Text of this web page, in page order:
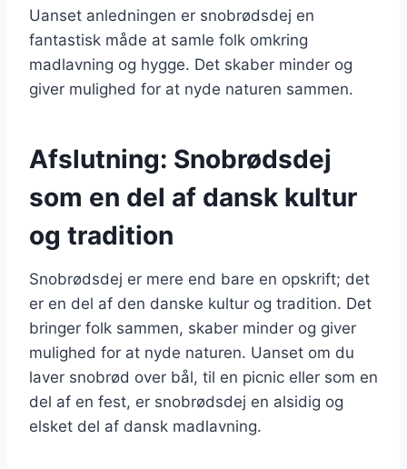
Uanset anledningen er snobrødsdej en
fantastisk måde at samle folk omkring
madlavning og hygge. Det skaber minder og
giver mulighed for at nyde naturen sammen.
Afslutning: Snobrødsdej
som en del af dansk kultur
og tradition
Snobrødsdej er mere end bare en opskrift; det
er en del af den danske kultur og tradition. Det
bringer folk sammen, skaber minder og giver
mulighed for at nyde naturen. Uanset om du
laver snobrød over bål, til en picnic eller som en
del af en fest, er snobrødsdej en alsidig og
elsket del af dansk madlavning.